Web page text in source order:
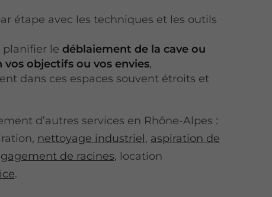
étape avec les techniques et les outils
planifier ledéblaiement de la cave ou
vos objectifs ou vos envies,
dans ces espaces souvent étroits et
d’autres services en Rhône-Alpes :
nettoyage industriel, aspiration de
de racines, location
.